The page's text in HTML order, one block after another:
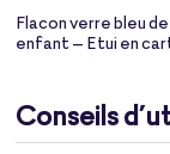
Flacon verre bleu
enfant – Etui en
Conseils